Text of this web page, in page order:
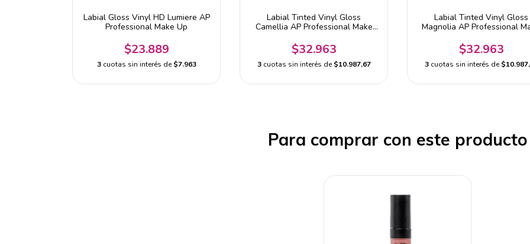
Labial Gloss Vinyl HD Lumiere AP
Professional Make Up
$23.889
3 cuotas sin interés de$7.963
Labial Tinted Vinyl Gloss
Camellia AP Professional Make
$32.963
3 cuotas sin interés de$10.987,67
Labial Tinted Vinyl Gloss
Magnolia AP Professional
$32.963
3 cuotas sin interés de
Para comprar con este producto